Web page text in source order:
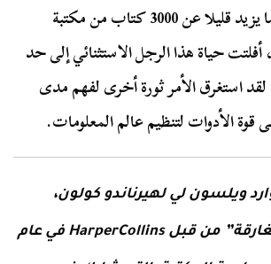
اليوم، لا يزال هناك ما يزيد قليلا عن 3000 كتاب من مكتبة
حياة هذا الرجل الاستثنائي إلى حد
استغرق الأمر ثورة أخرى لفهم مدى
قوة الأدوات لتنظيم عالم المعلومات.
ويلسون لي لهيرناندو كولون،
“كتالوج الكتب الغارقة” من قبل HarperCollins في عام